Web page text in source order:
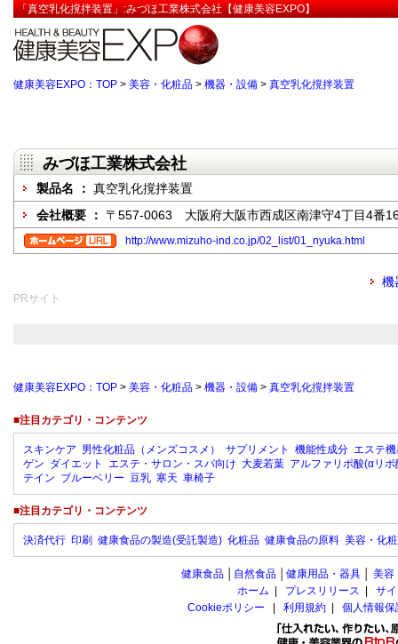
「真空乳化撹拌装置」:みづほ工業株式会社【健康美容EXPO】
健康美容EXPO：TOP > 美容・化粧品 > 機器・設備 > 真空乳化撹拌装置
みづほ工業株式会社
製品名 ： 真空乳化撹拌装置
会社概要 ： 〒557-0063 大阪府大阪市西成区南津守4丁目4番
http://www.mizuho-ind.co.jp/02_list/01_nyuka.html
機
PRサイト
健康美容EXPO：TOP > 美容・化粧品 > 機器・設備 > 真空乳化撹拌装置
■注目カテゴリ・コンテンツ
スキンケア 男性化粧品（メンズコスメ） サプリメント 機能性成分 エステ
ゲン ダイエット エステ・サロン・スパ向け 大麦若葉 アルファリポ酸(αリポ
テイン ブルーベリー 豆乳 寒天 車椅子
■注目カテゴリ・コンテンツ
決済代行 印刷 健康食品の製造(受託製造) 化粧品 健康食品の原料 美容・化
健康食品 自然食品 健康用品・器具 美容
ホーム
プレスリリース
サ
Cookieポリシー
利用規約 個人情報